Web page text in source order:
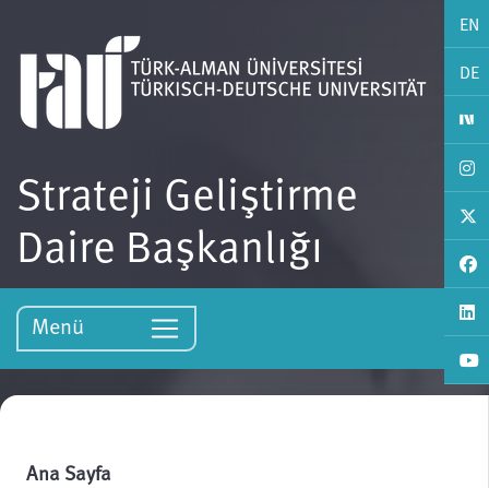
EN
DE
Strateji Geliştirme
Daire Başkanlığı
Menü
Ana Sayfa